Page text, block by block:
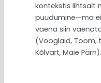
kontekstis lihtsalt
puudumine—ma
vaena siin
(Vooglaid, Toom,
Kõlvart, Maie Pärn).